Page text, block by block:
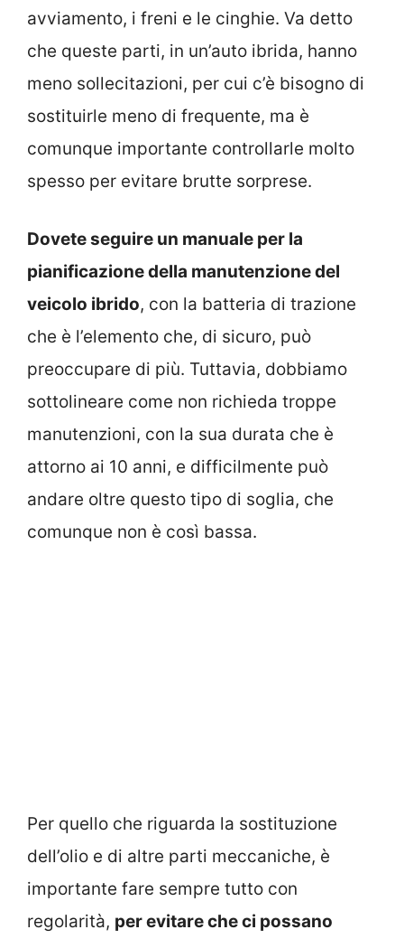
avviamento, i freni e le cinghie. Va detto
che queste parti, in un’auto ibrida, hanno
meno sollecitazioni, per cui c’è bisogno di
sostituirle meno di frequente, ma è
comunque importante controllarle molto
spesso per evitare brutte sorprese.
Dovete seguire un manuale per la
pianificazione della manutenzione del
veicolo ibrido, con la batteria di trazione
che è l’elemento che, di sicuro, può
preoccupare di più. Tuttavia, dobbiamo
sottolineare come non richieda troppe
manutenzioni, con la sua durata che è
attorno ai 10 anni, e difficilmente può
andare oltre questo tipo di soglia, che
comunque non è così bassa.
Per quello che riguarda la sostituzione
dell’olio e di altre parti meccaniche, è
importante fare sempre tutto con
regolarità, per evitare che ci possano